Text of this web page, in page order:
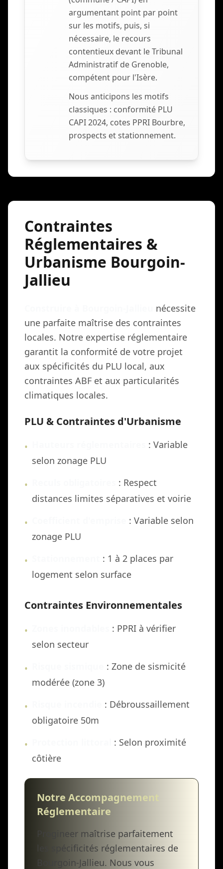
argumentant point par point
sur les motifs, puis, si
nécessaire, le recours
contentieux devant le Tribunal
Administratif de Grenoble,
compétent pour l'Isère.
Nous anticipons les motifs
classiques : conformité PLU
CAPI 2024, cotes PPRI Bourbre,
prospects et stationnement.
Contraintes
Réglementaires &
Urbanisme Bourgoin-
Jallieu
nécessite
une parfaite maîtrise des contraintes
locales. Notre expertise réglementaire
garantit la conformité de votre projet
aux spécificités du PLU local, aux
contraintes ABF et aux particularités
climatiques locales.
PLU & Contraintes d'Urbanisme
•
: Variable
selon zonage PLU
•
: Respect
distances limites séparatives et voirie
•
: Variable selon
zonage PLU
•
: 1 à 2 places par
logement selon surface
Contraintes Environnementales
•
: PPRI à vérifier
selon secteur
•
: Zone de sismicité
modérée (zone 3)
•
: Débroussaillement
obligatoire 50m
•
: Selon proximité
côtière
Notre Accompagnement
Réglementaire
Progineer maîtrise parfaitement
les spécificités réglementaires de
Bourgoin-Jallieu. Nous vous